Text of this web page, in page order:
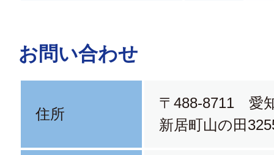
お問い合わせ
住所
〒488-8711 愛
新居町山の田